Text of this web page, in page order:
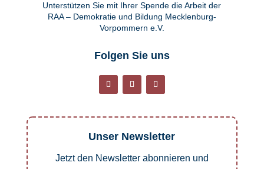
Unterstützen Sie mit Ihrer Spende die Arbeit der
RAA – Demokratie und Bildung Mecklenburg-
Vorpommern e.V.
Folgen Sie uns
Unser Newsletter
Jetzt den Newsletter abonnieren und